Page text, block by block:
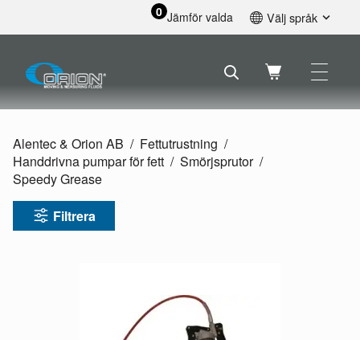
0 Jämför valda Välj språk
Svenska
Français
Nederlands
Alentec & Orion AB
Fettutrustning
Handdrivna pumpar för fett
Smörjsprutor
Speedy Grease
Filtrera